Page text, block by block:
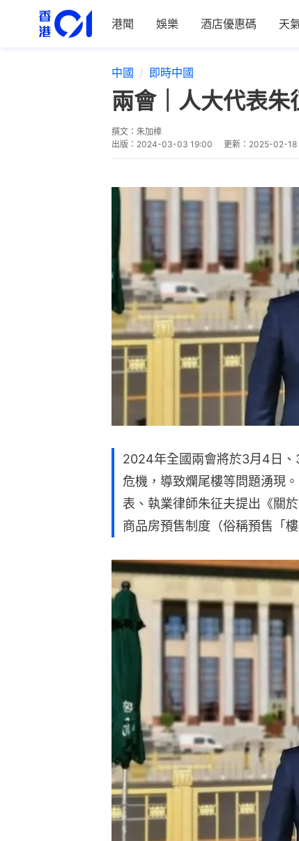
港聞 娛樂 酒店優惠碼 天
中國 即時中國
兩會｜人大代表
撰文： 朱加樟
出版： 2024-03-03 19:00 更新： 2025-02-18
2024年全國兩會將於3月4日
危機，導致爛尾樓等問題湧現
表、執業律師朱征夫提出《關
商品房預售制度（俗稱預售「